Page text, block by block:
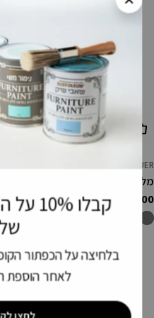
הוסף לעגלה
BAUER
מלט baucast
מחיר
רגיל
193.00 ₪
קבלו
בלחיצה על הכפתור
לאחר הוספת